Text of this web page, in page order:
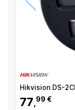
Anterior
77,99 €